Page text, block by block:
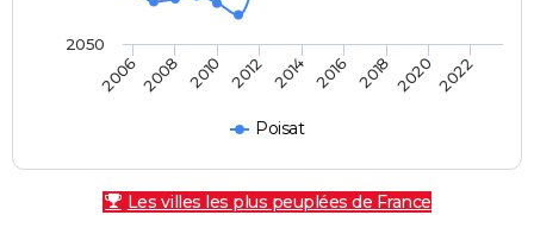
Poisat
20062008 2010 2012 2014 2016 2018 20202022
2050
Les villes les plus peuplées de France